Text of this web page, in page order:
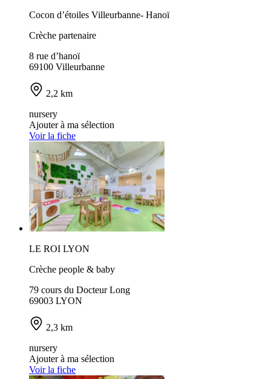
Cocon d’étoiles Villeurbanne- Hanoï
Crèche partenaire
8 rue d’hanoï
69100 Villeurbanne
2,2 km
nursery
Ajouter à ma sélection
Voir la fiche
LE ROI LYON
Crèche people & baby
79 cours du Docteur Long
69003 LYON
2,3 km
nursery
Ajouter à ma sélection
Voir la fiche